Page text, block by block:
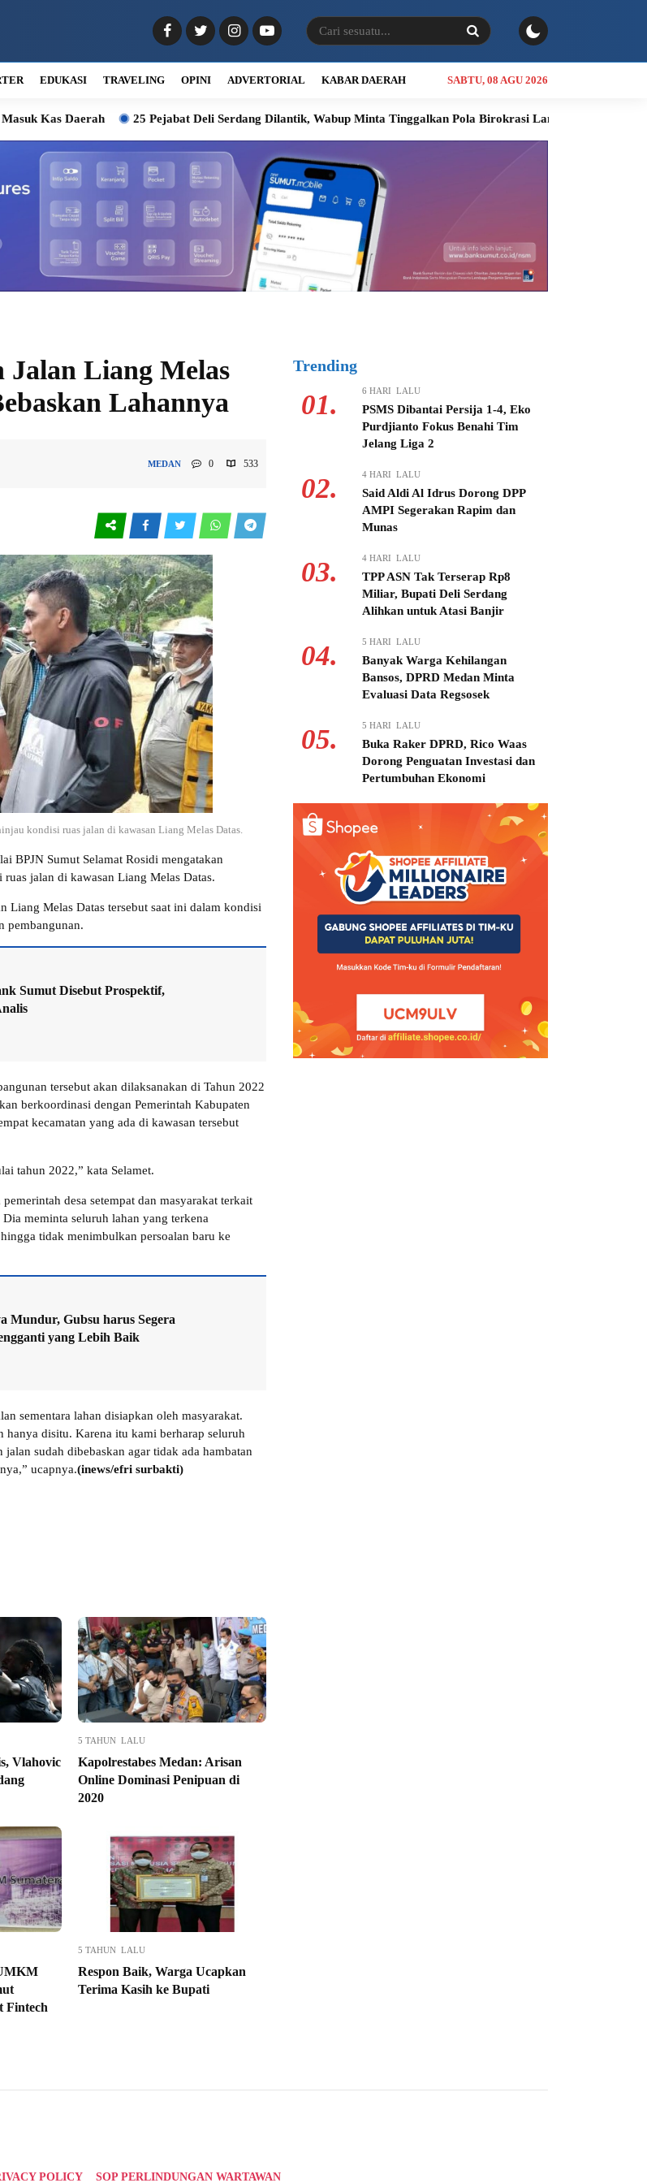
EDUKASI TRAVELING OPINI ADVERTORIAL KABAR DAERAH SABTU, 08 AGU 2026
25 Pejabat Deli Serdang Dilantik, Wabup Minta Tinggalkan Pola Birokrasi Lama Kolaborasi Bobby
Liang Melas
Lahannya
MEDAN 0 533
kondisi ruas jalan di kawasan Liang Melas Datas.
BPJN Sumut Selamat Rosidi mengatakan
jalan di kawasan Liang Melas Datas.
Liang Melas Datas tersebut saat ini dalam kondisi
pembangunan.
Sumut Disebut Prospektif,
tersebut akan dilaksanakan di Tahun 2022
berkoordinasi dengan Pemerintah Kabupaten
kecamatan yang ada di kawasan tersebut
tahun 2022,” kata Selamet.
desa setempat dan masyarakat terkait
meminta seluruh lahan yang terkena
tidak menimbulkan persoalan baru ke
Mundur, Gubsu harus Segera
yang Lebih Baik
sementara lahan disiapkan oleh masyarakat.
hanya disitu. Karena itu kami berharap seluruh
sudah dibebaskan agar tidak ada hambatan
ucapnya.(inews/efri surbakti)
Vlahovic
5 TAHUN LALU
Kapolrestabes Medan: Arisan
Online Dominasi Penipuan di
2020
Fintech
5 TAHUN LALU
Respon Baik, Warga Ucapkan
Terima Kasih ke Bupati
Trending
01. 6 HARI LALU
PSMS Dibantai Persija 1-4, Eko
Purdjianto Fokus Benahi Tim
Jelang Liga 2
02. 4 HARI LALU
Said Aldi Al Idrus Dorong DPP
AMPI Segerakan Rapim dan
Munas
03. 4 HARI LALU
TPP ASN Tak Terserap Rp8
Miliar, Bupati Deli Serdang
Alihkan untuk Atasi Banjir
04. 5 HARI LALU
Banyak Warga Kehilangan
Bansos, DPRD Medan Minta
Evaluasi Data Regsosek
05. 5 HARI LALU
Buka Raker DPRD, Rico Waas
Dorong Penguatan Investasi dan
Pertumbuhan Ekonomi
POLICY SOP PERLINDUNGAN WARTAWAN